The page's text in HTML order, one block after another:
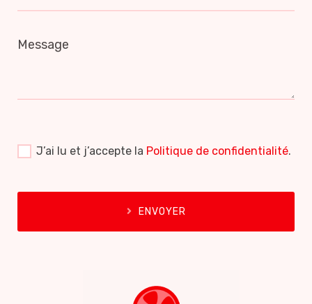
Message
J’ai lu et j’accepte la Politique de confidentialité.
ENVOYER